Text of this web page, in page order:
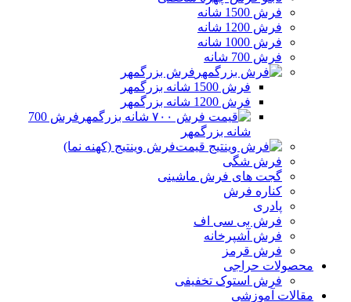
فرش 1500 شانه
فرش 1200 شانه
فرش 1000 شانه
فرش 700 شانه
فرش بزرگمهر
فرش 1500 شانه بزرگمهر
فرش 1200 شانه بزرگمهر
فرش 700
شانه بزرگمهر
فرش وینتیج (کهنه نما)
فرش شگی
گجت های فرش ماشینی
کناره فرش
پادری
فرش بی سی اف
فرش آشپرخانه
فرش قرمز
محصولات حراجی
فرش استوک تخفیفی
مقالات آموزشی